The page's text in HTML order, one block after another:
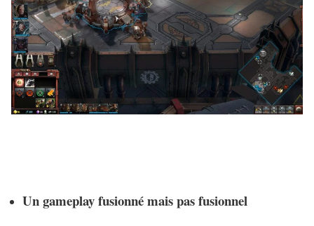
Un gameplay fusionné mais pas fusionnel